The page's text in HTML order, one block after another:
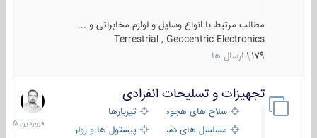
مطالب مرتبط با انواع وسایل و لوازم مخابراتی و ...
Terrestrial , Geocentric Electronics
1,179 ارسال ها
تجهیزات و تسلیحات انفرادی
سلاح های هجومی
تیربارها
مسلسل های دستی
پیستول ها و رولورها
17
فروردین
1405